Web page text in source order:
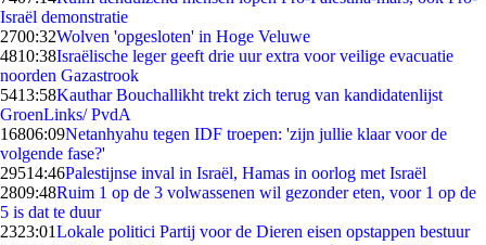
Israël demonstratie
2700:32Wolven 'opgesloten' in Hoge Veluwe
4810:38Israëlische leger geeft drie uur extra voor veilige evacuatie
noorden Gazastrook
5413:58Kauthar Bouchallikht trekt zich terug van kandidatenlijst
GroenLinks/ PvdA
16806:09Netanhyahu tegen IDF troepen: 'zijn jullie klaar voor de
volgende fase?'
29514:46Palestijnse inval in Israël, Hamas in oorlog met Israël
2809:48Ruim 1 op de 3 volwassenen wil gezonder eten, voor 1 op de
5 is dat te duur
2323:01Lokale politici Partij voor de Dieren eisen opstappen bestuur